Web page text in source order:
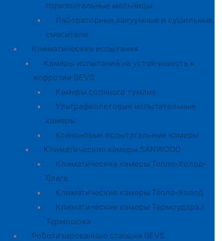
горизонтальные мельницы
Лабораторные вакуумные и сушильные
смесители
Климатические испытания
Камеры испытаний на устойчивость к
коррозии BEVS
Камеры соляного тумана
Ультрафиолетовые испытательные
камеры
Ксеноновые испытательные камеры
Климатические камеры SANWOOD
Климатические камеры Тепло-Холод-
Влага
Климатические камеры Тепло-Холод
Климатические камеры Термоудара /
Термошока
Роботизированные станции BEVS